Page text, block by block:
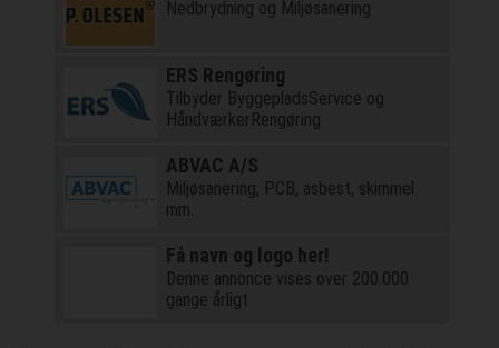
Nedbrydning og Miljøsanering
ERS Rengøring
Tilbyder ByggepladsService og
HåndværkerRengøring
ABVAC A/S
Miljøsanering, PCB, asbest, skimmel
mm.
Få navn og logo her!
Denne annonce vises over 200.000
gange årligt